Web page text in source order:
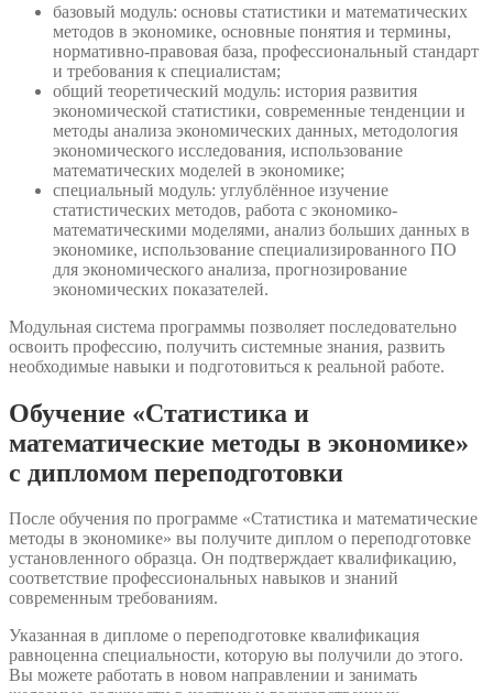
базовый модуль: основы статистики и математических
методов в экономике, основные понятия и термины,
нормативно-правовая база, профессиональный стандарт
и требования к специалистам;
общий теоретический модуль: история развития
экономической статистики, современные тенденции и
методы анализа экономических данных, методология
экономического исследования, использование
математических моделей в экономике;
специальный модуль: углублённое изучение
статистических методов, работа с экономико-
математическими моделями, анализ больших данных в
экономике, использование специализированного ПО
для экономического анализа, прогнозирование
экономических показателей.
Модульная система программы позволяет последовательно
освоить профессию, получить системные знания, развить
необходимые навыки и подготовиться к реальной работе.
Обучение «Статистика и
математические методы в экономике»
с дипломом переподготовки
После обучения по программе «Статистика и математические
методы в экономике» вы получите диплом о переподготовке
установленного образца. Он подтверждает квалификацию,
соответствие профессиональных навыков и знаний
современным требованиям.
Указанная в дипломе о переподготовке квалификация
равноценна специальности, которую вы получили до этого.
Вы можете работать в новом направлении и занимать